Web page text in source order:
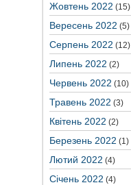
Жовтень 2022 (15)
Вересень 2022 (5)
Серпень 2022 (12)
Липень 2022 (2)
Червень 2022 (10)
Травень 2022 (3)
Квітень 2022 (2)
Березень 2022 (1)
Лютий 2022 (4)
Січень 2022 (4)